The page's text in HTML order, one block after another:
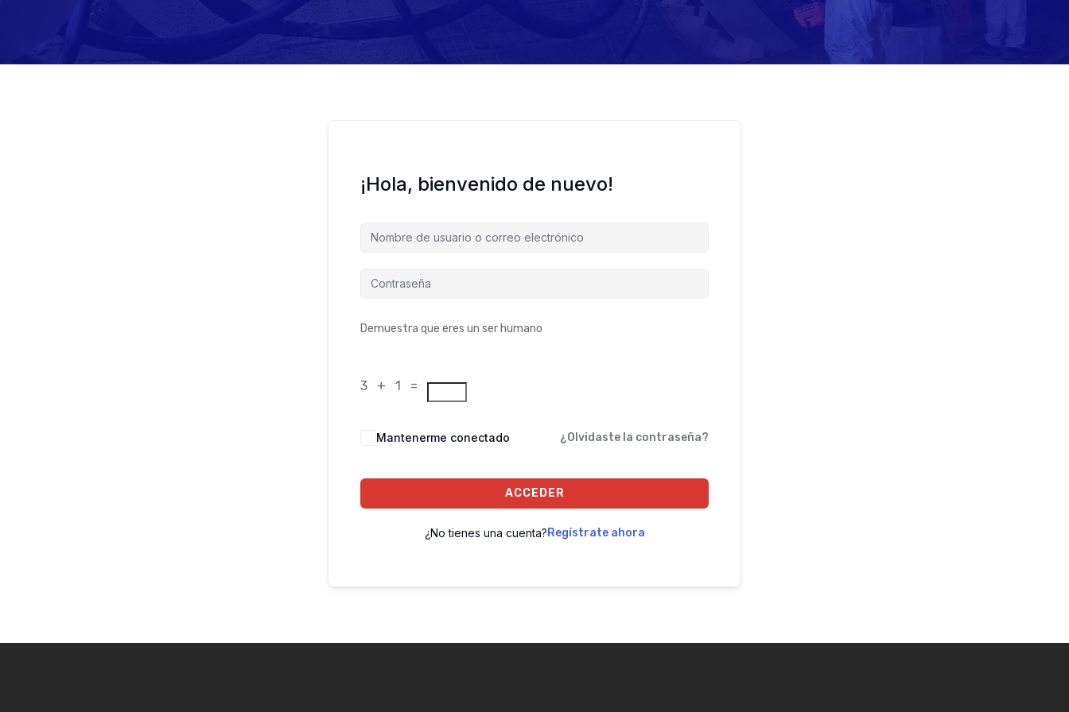
¡Hola, bienvenido de nuevo!
Demuestra que eres un ser humano
3 + 1 =
Mantenerme conectado ¿Olvidaste la contraseña?
ACCEDER
¿No tienes una cuenta?Regístrate ahora